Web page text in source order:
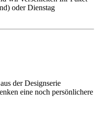
oder Dienstag
der Designserie
eine noch persönlichere